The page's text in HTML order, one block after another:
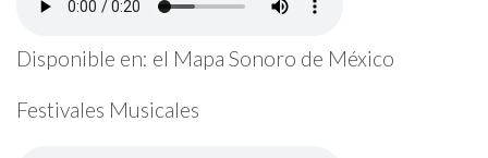
Disponible en: el Mapa Sonoro de México
Festivales Musicales